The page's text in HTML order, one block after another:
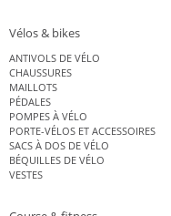
Vélos & bikes
ANTIVOLS DE VÉLO
CHAUSSURES
MAILLOTS
PÉDALES
POMPES À VÉLO
PORTE-VÉLOS ET ACCESSOIRES
SACS À DOS DE VÉLO
BÉQUILLES DE VÉLO
VESTES